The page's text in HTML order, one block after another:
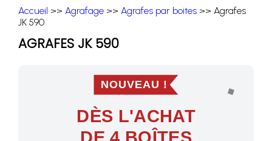
Accueil >> Agrafage >> Agrafes par boites >> Agrafes
JK 590
AGRAFES JK 590
NOUVEAU !
DÈS L'ACHAT